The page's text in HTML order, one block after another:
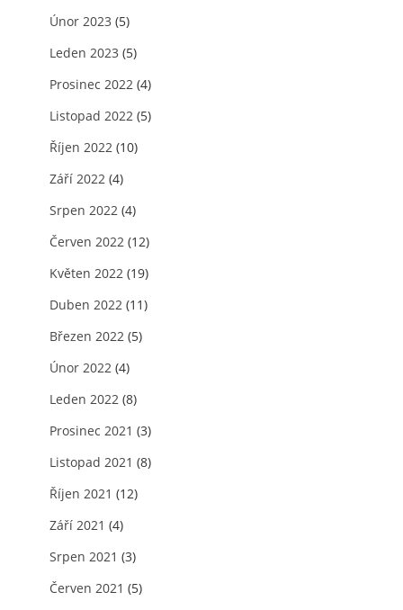
Únor 2023 (5)
Leden 2023 (5)
Prosinec 2022 (4)
Listopad 2022 (5)
Říjen 2022 (10)
Září 2022 (4)
Srpen 2022 (4)
Červen 2022 (12)
Květen 2022 (19)
Duben 2022 (11)
Březen 2022 (5)
Únor 2022 (4)
Leden 2022 (8)
Prosinec 2021 (3)
Listopad 2021 (8)
Říjen 2021 (12)
Září 2021 (4)
Srpen 2021 (3)
Červen 2021 (5)